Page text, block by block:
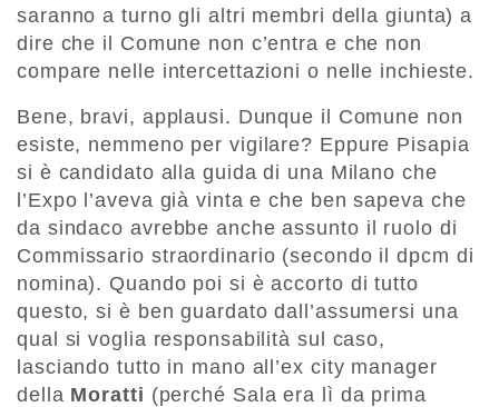
saranno a turno gli altri membri della giunta) a
dire che il Comune non c’entra e che non
compare nelle intercettazioni o nelle inchieste.
Bene, bravi, applausi. Dunque il Comune non
esiste, nemmeno per vigilare? Eppure Pisapia
si è candidato alla guida di una Milano che
l’Expo l’aveva già vinta e che ben sapeva che
da sindaco avrebbe anche assunto il ruolo di
Commissario straordinario (secondo il dpcm di
nomina). Quando poi si è accorto di tutto
questo, si è ben guardato dall’assumersi una
qual si voglia responsabilità sul caso,
lasciando tutto in mano all’ex city manager
della Moratti (perché Sala era lì da prima